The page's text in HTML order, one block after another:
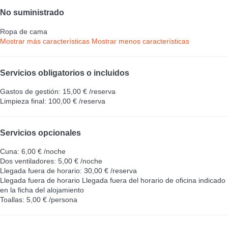
No suministrado
Ropa de cama
Mostrar más características Mostrar menos características
Servicios obligatorios o incluidos
Gastos de gestión: 15,00 € /reserva
Limpieza final: 100,00 € /reserva
Servicios opcionales
Cuna: 6,00 € /noche
Dos ventiladores: 5,00 € /noche
Llegada fuera de horario: 30,00 € /reserva
Llegada fuera de horario Llegada fuera del horario de oficina indicado
en la ficha del alojamiento
Toallas: 5,00 € /persona